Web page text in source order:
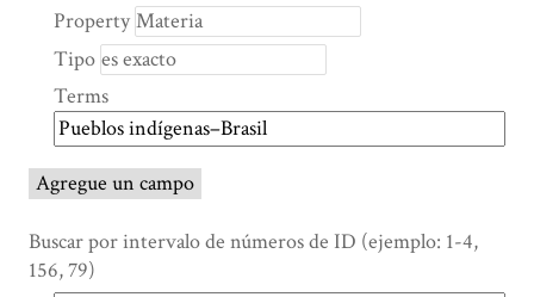
rows
"Reducir
por
campo
específico":
1
Property
Tipo
Terms
Agregue un campo
Buscar por intervalo de números de ID (ejemplo: 1-4,
156, 79)